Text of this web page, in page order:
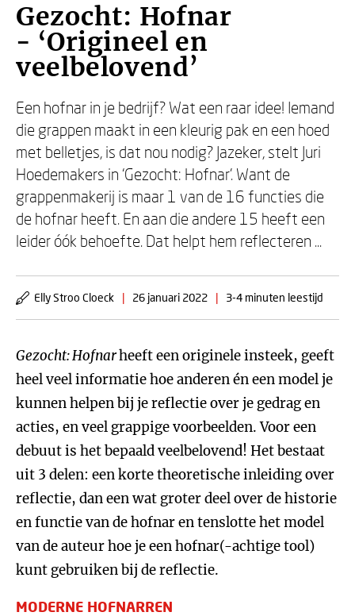
Gezocht: Hofnar
- ‘Origineel en
veelbelovend’
Een hofnar in je bedrijf? Wat een raar idee! Iemand
die grappen maakt in een kleurig pak en een hoed
met belletjes, is dat nou nodig? Jazeker, stelt Juri
Hoedemakers in ‘Gezocht: Hofnar’. Want de
grappenmakerij is maar 1 van de 16 functies die
de hofnar heeft. En aan die andere 15 heeft een
leider óók behoefte. Dat helpt hem reflecteren ...
Elly Stroo Cloeck | 26 januari 2022 | 3-4 minuten leestijd
Gezocht: Hofnarheeft een originele insteek, geeft
heel veel informatie hoe anderen én een model je
kunnen helpen bij je reflectie over je gedrag en
acties, en veel grappige voorbeelden. Voor een
debuut is het bepaald veelbelovend! Het bestaat
uit 3 delen: een korte theoretische inleiding over
reflectie, dan een wat groter deel over de historie
en functie van de hofnar en tenslotte het model
van de auteur hoe je een hofnar(-achtige tool)
kunt gebruiken bij de reflectie.
MODERNE HOFNARREN